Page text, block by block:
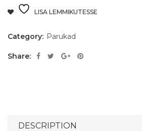
LISA LEMMIKUTESSE
Category: Parukad
Share:
DESCRIPTION